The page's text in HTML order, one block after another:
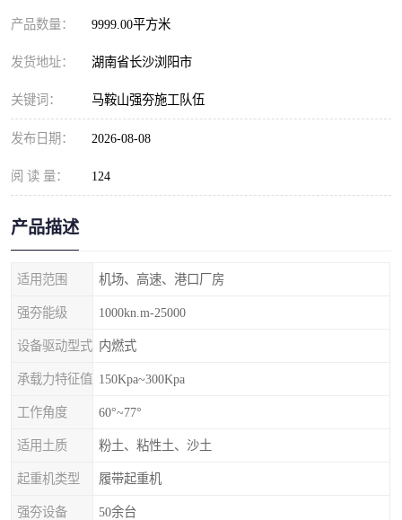
产品数量： 9999.00平方米
发货地址： 湖南省长沙浏阳市
关键词： 马鞍山强夯施工队伍
发布日期： 2026-08-08
阅 读 量： 124
产品描述
适用范围 机场、高速、港口厂房
强夯能级 1000kn.m-25000
设备驱动型式 内燃式
承载力特征值 150Kpa~300Kpa
工作角度 60°~77°
适用土质 粉土、粘性土、沙土
起重机类型 履带起重机
强夯设备 50余台